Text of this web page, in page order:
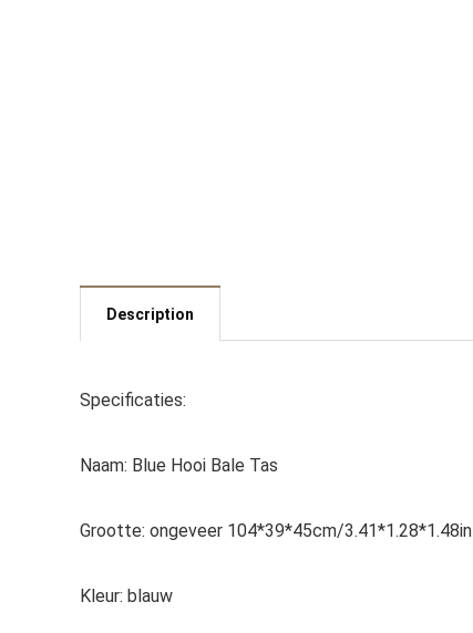
Description
Specificaties:
Naam: Blue Hooi Bale Tas
Grootte: ongeveer 104*39*45cm/3.41*1.28*1.48in
Kleur: blauw